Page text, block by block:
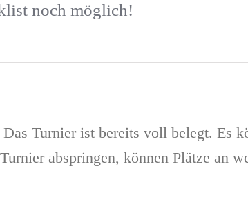
noch möglich!
Turnier ist bereits voll belegt. Es
abspringen, können Plätze an